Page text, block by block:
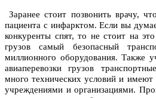
Заранее стоит позвонить врачу,
пациента с инфарктом. Если вы
конкуренты спят, то не стоит на
грузов самый безопасный
миллионного оборудования. Также
авиаперевозки грузов
много технических условий и имеют
учреждениями и организациями.